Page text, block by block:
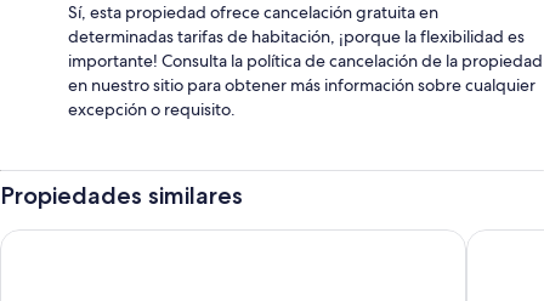
Sí, esta propiedad ofrece cancelación gratuita en
determinadas tarifas de habitación, ¡porque la flexibilidad es
importante! Consulta la política de cancelación de la propiedad
en nuestro sitio para obtener más información sobre cualquier
excepción o requisito.
Propiedades similares
Comfort Hotel Xpress Tromso Tromsø